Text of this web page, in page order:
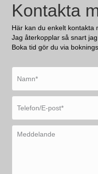
Kontakta
Här kan du enkelt kontakta
Jag återkopplar så snart jag
Boka tid gör du via